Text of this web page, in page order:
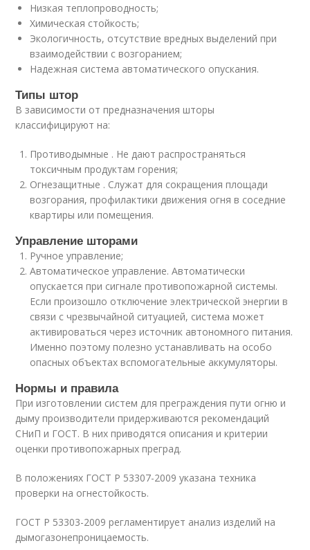
Низкая теплопроводность;
Химическая стойкость;
Экологичность, отсутствие вредных выделений при
взаимодействии с возгоранием;
Надежная система автоматического опускания.
Типы штор
В зависимости от предназначения шторы
классифицируют на:
Противодымные . Не дают распространяться
токсичным продуктам горения;
Огнезащитные . Служат для сокращения площади
возгорания, профилактики движения огня в соседние
квартиры или помещения.
Управление шторами
Ручное управление;
Автоматическое управление. Автоматически
опускается при сигнале противопожарной системы.
Если произошло отключение электрической энергии в
связи с чрезвычайной ситуацией, система может
активироваться через источник автономного питания.
Именно поэтому полезно устанавливать на особо
опасных объектах вспомогательные аккумуляторы.
Нормы и правила
При изготовлении систем для преграждения пути огню и
дыму производители придерживаются рекомендаций
СНиП и ГОСТ. В них приводятся описания и критерии
оценки противопожарных преград.
В положениях ГОСТ Р 53307-2009 указана техника
проверки на огнестойкость.
ГОСТ Р 53303-2009 регламентирует анализ изделий на
дымогазонепроницаемость.